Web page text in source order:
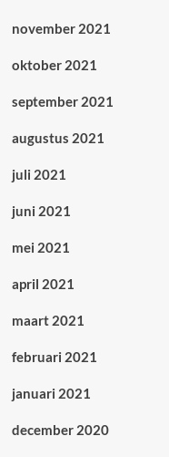
november 2021
oktober 2021
september 2021
augustus 2021
juli 2021
juni 2021
mei 2021
april 2021
maart 2021
februari 2021
januari 2021
december 2020